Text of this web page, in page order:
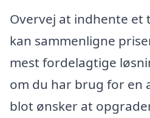
Overvej at indhente et
kan sammenligne
mest fordelagtige
om du har brug for en
blot ønsker at